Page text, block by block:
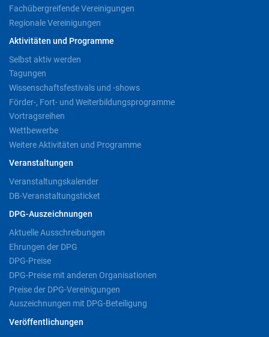
Fachübergreifende Vereinigungen
Regionale Vereinigungen
Aktivitäten und Programme
Selbst aktiv werden
Tagungen
Wissenschaftsfestivals und -shows
Förder-, Fort- und Weiterbildungsprogramme
Vortragsreihen
Wettbewerbe
Weitere Aktivitäten und Programme
Veranstaltungen
Veranstaltungskalender
DB-Veranstaltungsticket
DPG-Auszeichnungen
Aktuelle Ausschreibungen
Ehrungen der DPG
DPG-Preise
DPG-Preise mit anderen Organisationen
Preise der DPG-Vereinigungen
Auszeichnungen mit DPG-Beteiligung
Veröffentlichungen